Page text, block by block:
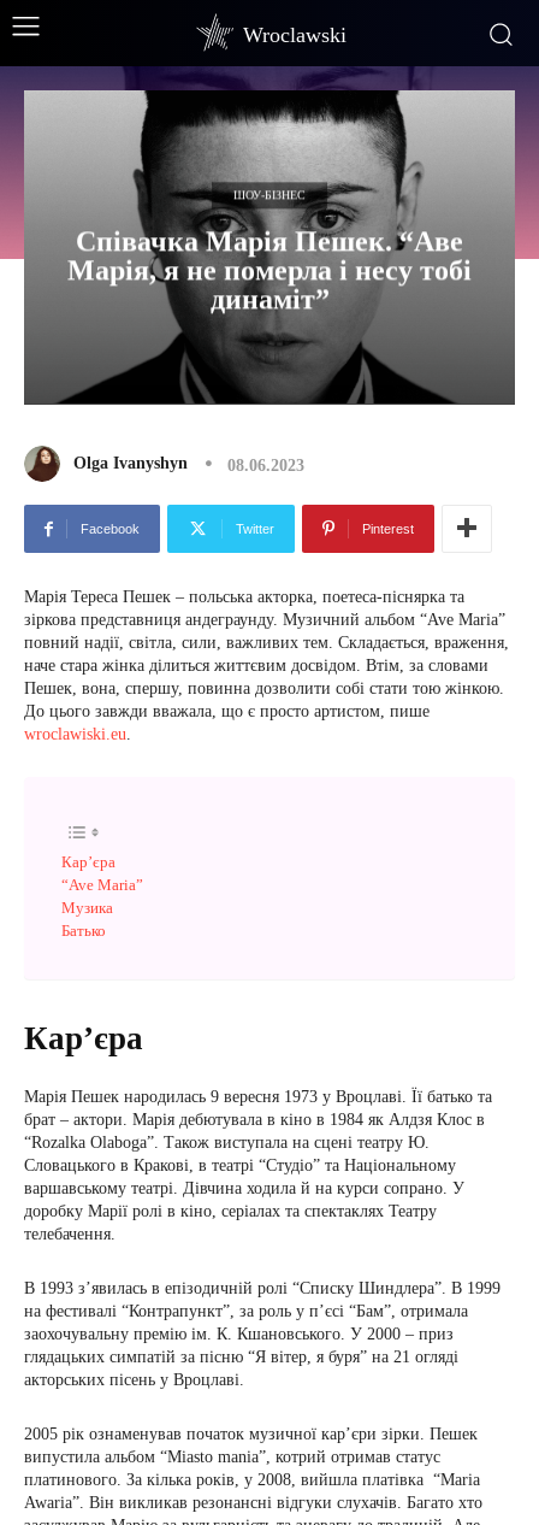
Wroclawski
ШОУ-БІЗНЕС
Співачка Марія Пешек. “Аве
Марія, я не померла і несу тобі
динаміт”
Olga Ivanyshyn 08.06.2023
Facebook Twitter Pinterest
Марія Тереса Пешек – польська акторка, поетеса-піснярка та
зіркова представниця андеграунду. Музичний альбом “Ave Maria”
повний надії, світла, сили, важливих тем. Складається, враження,
наче стара жінка ділиться життєвим досвідом. Втім, за словами
Пешек, вона, спершу, повинна дозволити собі стати тою жінкою.
До цього завжди вважала, що є просто артистом, пише
wroclawiski.eu.
Кар’єра
“Ave Maria”
Музика
Батько
Кар’єра
Марія Пешек народилась 9 вересня 1973 у Вроцлаві. Її батько та
брат – актори. Марія дебютувала в кіно в 1984 як Алдзя Клос в
“Rozalka Olaboga”. Також виступала на сцені театру Ю.
Словацького в Кракові, в театрі “Студіо” та Національному
варшавському театрі. Дівчина ходила й на курси сопрано. У
доробку Марії ролі в кіно, серіалах та спектаклях Театру
телебачення.
В 1993 з’явилась в епізодичній ролі “Списку Шиндлера”. В 1999
на фестивалі “Контрапункт”, за роль у п’єсі “Бам”, отримала
заохочувальну премію ім. К. Кшановського. У 2000 – приз
глядацьких симпатій за пісню “Я вітер, я буря” на 21 огляді
акторських пісень у Вроцлаві.
2005 рік ознаменував початок музичної кар’єри зірки. Пешек
випустила альбом “Miasto mania”, котрий отримав статус
платинового. За кілька років, у 2008, вийшла платівка “Maria
Awaria”. Він викликав резонансні відгуки слухачів. Багато хто